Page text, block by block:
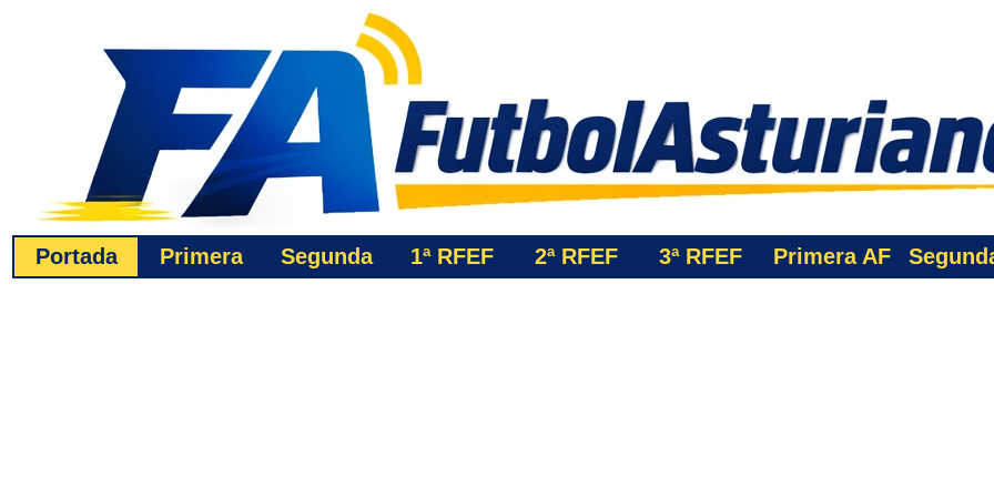
Portada Primera Segunda 1ªRFEF 2ª RFEF 3ªRFEF Primera AF